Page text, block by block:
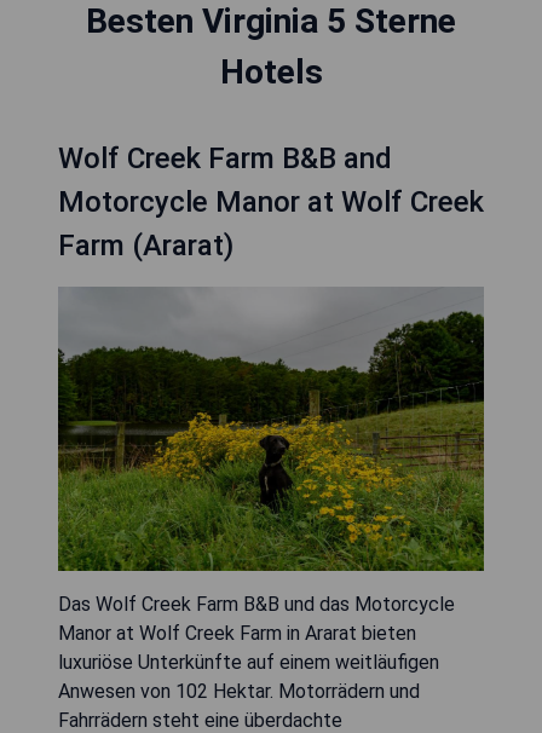
Besten Virginia 5 Sterne
Hotels
Wolf Creek Farm B&B and
Motorcycle Manor at Wolf Creek
Farm (Ararat)
Das Wolf Creek Farm B&B und das Motorcycle
Manor at Wolf Creek Farm in Ararat bieten
luxuriöse Unterkünfte auf einem weitläufigen
Anwesen von 102 Hektar. Motorrädern und
Fahrrädern steht eine überdachte